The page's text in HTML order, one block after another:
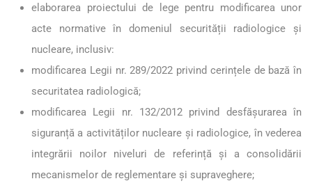
elaborarea proiectului de lege pentru modificarea unor
acte normative în domeniul securității radiologice și
nucleare, inclusiv:
modificarea Legii nr. 289/2022 privind cerințele de bază în
securitatea radiologică;
modificarea Legii nr. 132/2012 privind desfășurarea în
siguranță a activităților nucleare și radiologice, în vederea
integrării noilor niveluri de referință și a consolidării
mecanismelor de reglementare și supraveghere;